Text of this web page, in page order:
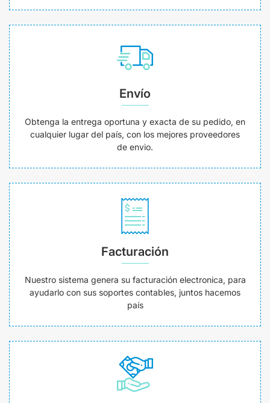
Envío
Obtenga la entrega oportuna y exacta de su pedido, en
cualquier lugar del país, con los mejores proveedores
de envio.
Facturación
Nuestro sistema genera su facturación electronica, para
ayudarlo con sus soportes contables, juntos hacemos
país